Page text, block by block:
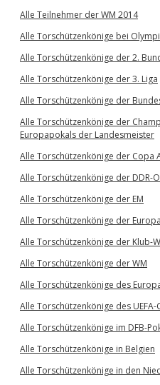
Alle Teilnehmer der WM 2014
Alle Torschützenkönige bei
Alle Torschützenkönige der 2.
Alle Torschützenkönige der 3. Liga
Alle Torschützenkönige der
Alle Torschützenkönige der
Europapokals der Landesmeister
Alle Torschützenkönige der Copa
Alle Torschützenkönige der DDR-
Alle Torschützenkönige der EM
Alle Torschützenkönige der
Alle Torschützenkönige der Klub-
Alle Torschützenkönige der WM
Alle Torschützenkönige des
Alle Torschützenkönige des
Alle Torschützenkönige im DFB-
Alle Torschützenkönige in Belgien
Alle Torschützenkönige in den